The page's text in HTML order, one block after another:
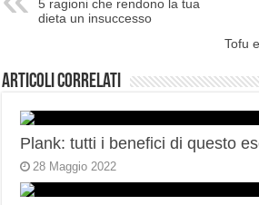
5 ragioni che rendono la tua
dieta un insuccesso
Tofu
Articoli correlati
Plank: tutti i benefici di questo
28 Maggio 2022